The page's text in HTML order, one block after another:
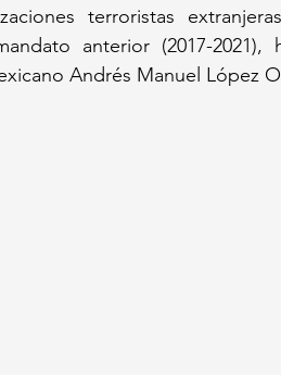
terroristas
anterior (2017-
Andrés Manuel López